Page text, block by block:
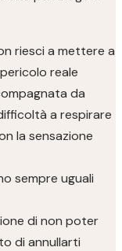
riesci a mettere a
reale
da
a respirare
la sensazione
sempre uguali
di non poter
di annullarti